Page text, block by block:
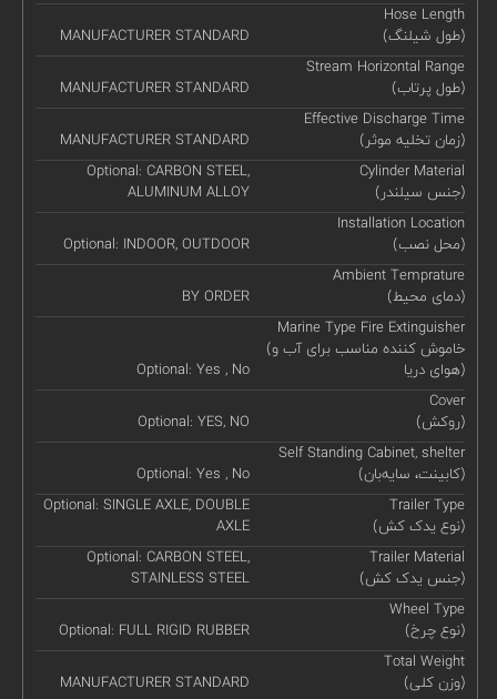
Hose Length
(طول شیلنگ)
MANUFACTURER STANDARD
Stream Horizontal Range
(طول پرتاب)
MANUFACTURER STANDARD
Effective Discharge Time
(زمان تخلیه موثر)
MANUFACTURER STANDARD
Cylinder Material
(جنس سیلندر)
Optional: CARBON STEEL,
ALUMINUM ALLOY
Installation Location
(محل نصب)
Optional: INDOOR, OUTDOOR
Ambient Temprature
(دمای محیط)
BY ORDER
Marine Type Fire Extinguisher
(خاموش کننده مناسب برای آب و
هوای دریا)
Optional: Yes , No
Cover
(روکش)
Optional: YES, NO
Self Standing Cabinet, shelter
(کابینت، سایه‌بان)
Optional: Yes , No
Trailer Type
(نوع یدک کش)
Optional: SINGLE AXLE, DOUBLE
AXLE
Trailer Material
(جنس یدک کش)
Optional: CARBON STEEL,
STAINLESS STEEL
Wheel Type
(نوع چرخ)
Optional: FULL RIGID RUBBER
Total Weight
(وزن کلی)
MANUFACTURER STANDARD